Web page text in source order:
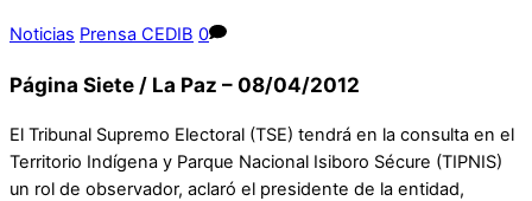
Noticias Prensa CEDIB 0
Página Siete / La Paz – 08/04/2012
El Tribunal Supremo Electoral (TSE) tendrá en la consulta en el
Territorio Indígena y Parque Nacional Isiboro Sécure (TIPNIS)
un rol de observador, aclaró el presidente de la entidad,